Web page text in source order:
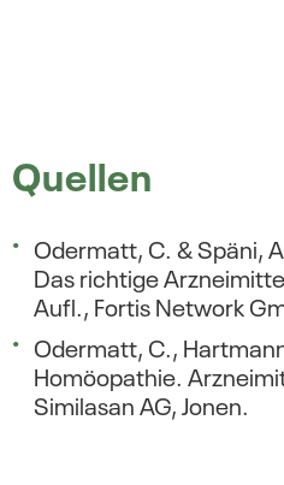
Quellen
Odermatt, C. & Späni,
Das richtige
Aufl., Fortis Network
Odermatt, C.,
Homöopathie.
Similasan AG, Jonen.